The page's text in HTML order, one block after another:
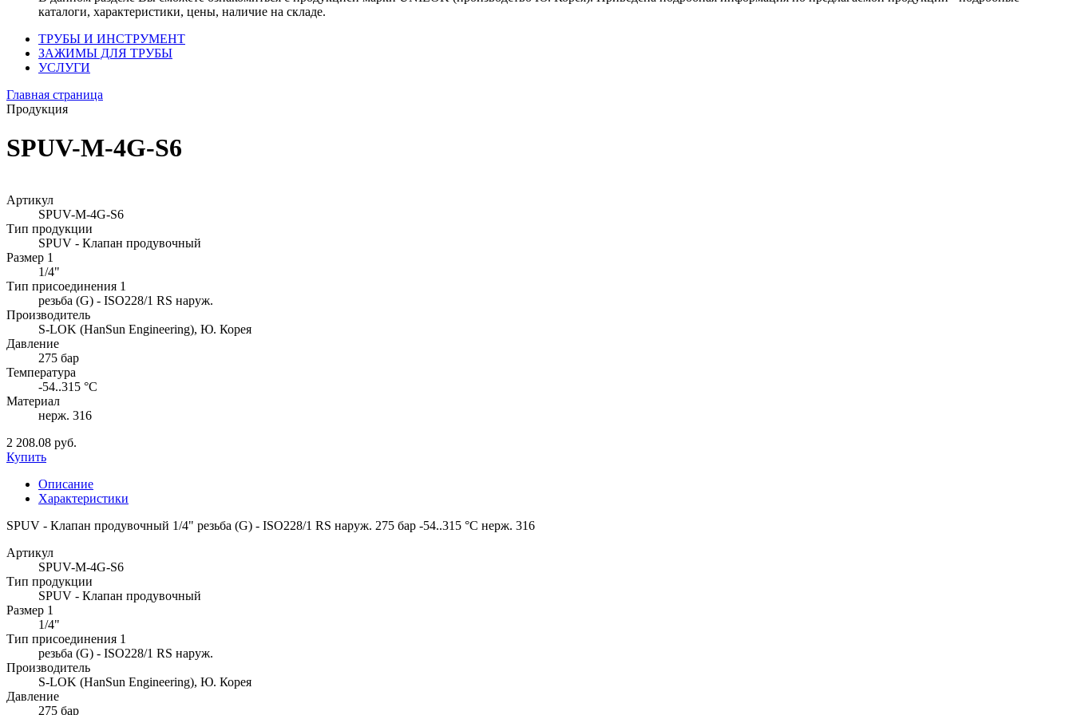
каталоги, характеристики, цены, наличие на складе.
ТРУБЫ И ИНСТРУМЕНТ
ЗАЖИМЫ ДЛЯ ТРУБЫ
УСЛУГИ
Главная страница
Продукция
SPUV-M-4G-S6
Артикул
SPUV-M-4G-S6
Тип продукции
SPUV - Клапан продувочный
Размер 1
1/4"
Тип присоединения 1
резьба (G) - ISO228/1 RS наруж.
Производитель
S-LOK (HanSun Engineering), Ю. Корея
Давление
275 бар
Температура
-54..315 °C
Материал
нерж. 316
2 208.08 руб.
Купить
Описание
Характеристики
SPUV - Клапан продувочный 1/4" резьба (G) - ISO228/1 RS наруж. 275 бар -54..315 °C нерж. 316
Артикул
SPUV-M-4G-S6
Тип продукции
SPUV - Клапан продувочный
Размер 1
1/4"
Тип присоединения 1
резьба (G) - ISO228/1 RS наруж.
Производитель
S-LOK (HanSun Engineering), Ю. Корея
Давление
275 бар